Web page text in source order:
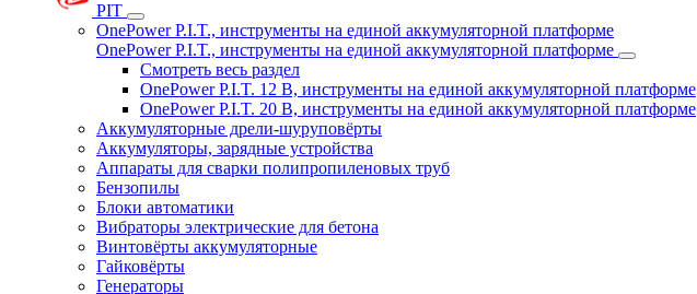
PIT
OnePower P.I.T., инструменты на единой аккумуляторной платформе
OnePower P.I.T., инструменты на единой аккумуляторной платформе
Смотреть весь раздел
OnePower P.I.T. 12 В, инструменты на единой аккумуляторной платформе
OnePower P.I.T. 20 В, инструменты на единой аккумуляторной платформе
Аккумуляторные дрели-шуруповёрты
Аккумуляторы, зарядные устройства
Аппараты для сварки полипропиленовых труб
Бензопилы
Блоки автоматики
Вибраторы электрические для бетона
Винтовёрты аккумуляторные
Гайковёрты
Генераторы